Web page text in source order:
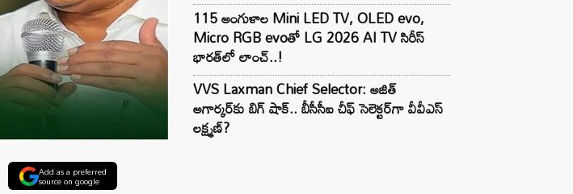
Add as a preferred
source on google
115 అంగుళాల Mini LED TV, OLED evo,
Micro RGB evoతో LG 2026 AI TV సిరీస్
భారత్‌లో లాంచ్..!
VVS Laxman Chief Selector: అజిత్
అగార్కర్‌కు బిగ్ షాక్.. బీసీసీఐ చీఫ్ సెలెక్టర్‌గా వీవీఎస్
లక్ష్మణ్?